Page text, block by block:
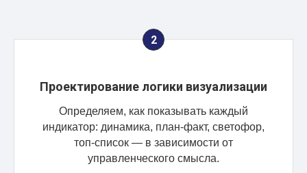
Проектирование логики визуализации
Определяем, как показывать каждый
индикатор: динамика, план-факт, светофор,
топ-список — в зависимости от
управленческого смысла.